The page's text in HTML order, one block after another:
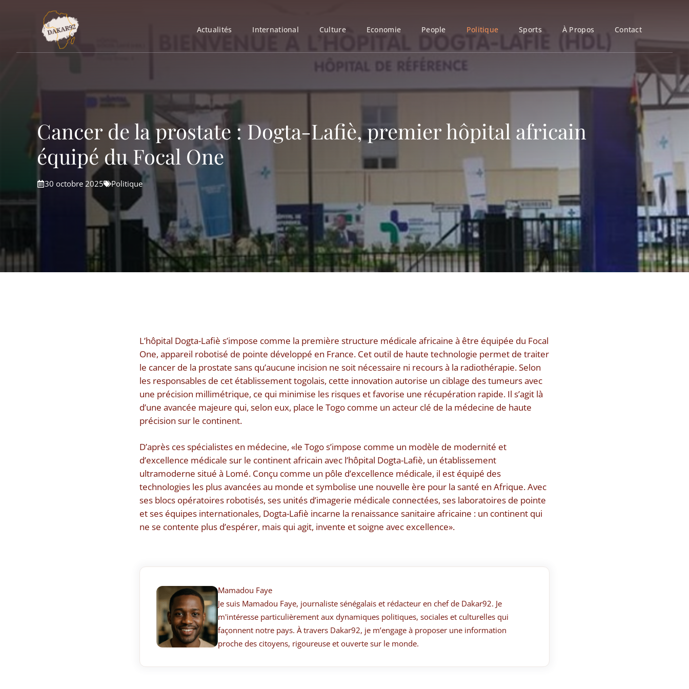
Actualités International Culture Economie People Politique Sports À Propos Contact
Cancer de la prostate : Dogta-Lafiè, premier hôpital africain
équipé du Focal One
30 octobre 2025 Politique
L’hôpital Dogta-Lafiè s’impose comme la première structure médicale africaine à être équipée du Focal
One, appareil robotisé de pointe développé en France. Cet outil de haute technologie permet de traiter
le cancer de la prostate sans qu’aucune incision ne soit nécessaire ni recours à la radiothérapie. Selon
les responsables de cet établissement togolais, cette innovation autorise un ciblage des tumeurs avec
une précision millimétrique, ce qui minimise les risques et favorise une récupération rapide. Il s’agit là
d’une avancée majeure qui, selon eux, place le Togo comme un acteur clé de la médecine de haute
précision sur le continent.
D’après ces spécialistes en médecine, «le Togo s’impose comme un modèle de modernité et
d’excellence médicale sur le continent africain avec l’hôpital Dogta-Lafiè, un établissement
ultramoderne situé à Lomé. Conçu comme un pôle d’excellence médicale, il est équipé des
technologies les plus avancées au monde et symbolise une nouvelle ère pour la santé en Afrique. Avec
ses blocs opératoires robotisés, ses unités d’imagerie médicale connectées, ses laboratoires de pointe
et ses équipes internationales, Dogta-Lafiè incarne la renaissance sanitaire africaine : un continent qui
ne se contente plus d’espérer, mais qui agit, invente et soigne avec excellence».
Mamadou Faye
Je suis Mamadou Faye, journaliste sénégalais et rédacteur en chef de Dakar92. Je
m'intéresse particulièrement aux dynamiques politiques, sociales et culturelles qui
façonnent notre pays. À travers Dakar92, je m’engage à proposer une information
proche des citoyens, rigoureuse et ouverte sur le monde.